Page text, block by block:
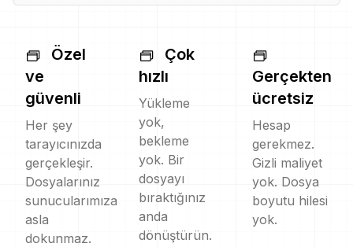
Özel
ve
güvenli
Her şey
tarayıcınızda
gerçekleşir.
Dosyalarınız
sunucularımıza
asla
dokunmaz.
Çok
hızlı
Yükleme
yok,
bekleme
yok. Bir
dosyayı
bıraktığınız
anda
dönüştürün.
Gerçekten
ücretsiz
Hesap
gerekmez.
Gizli maliyet
yok. Dosya
boyutu hilesi
yok.